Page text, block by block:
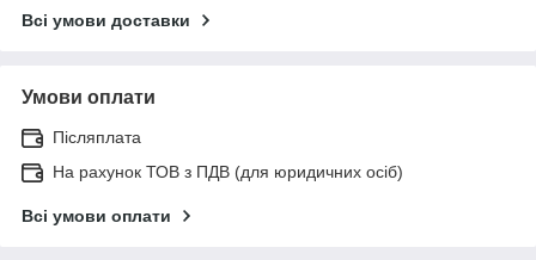
Всі умови доставки
Умови оплати
Післяплата
На рахунок ТОВ з ПДВ (для юридичних осіб)
Всі умови оплати